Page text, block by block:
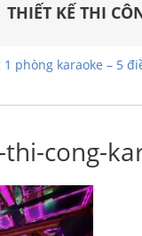
THIẾT KẾ THI
phòng karaoke – 5
cong-